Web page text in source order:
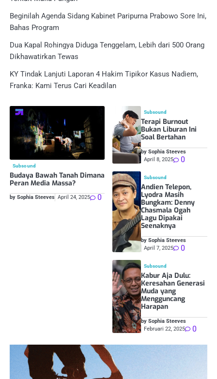
Beginilah Agenda Sidang Kabinet Paripurna Prabowo Sore Ini,
Bahas Program
Dua Kapal Rohingya Diduga Tenggelam, Lebih dari 500 Orang
Dikhawatirkan Tewas
KY Tindak Lanjuti Laporan 4 Hakim Tipikor Kasus Nadiem,
Franka: Kami Terus Cari Keadilan
Subsound
Budaya Bawah Tanah Dimana
Peran Media Massa?
by Sophia Steeves April 24, 2025 0
Subsound
Terapi Burnout
Bukan Liburan Ini
Soal Bertahan
by Sophia Steeves
April 8, 2025
0
Subsound
Andien Telepon,
Lyodra Masih
Bungkam: Denny
Chasmala Ogah
Lagu Dipakai
Seenaknya
by Sophia Steeves
April 7, 2025
0
Subsound
Kabur Aja Dulu:
Keresahan Generasi
Muda yang
Mengguncang
Harapan
by Sophia Steeves
Februari 22, 2025
0